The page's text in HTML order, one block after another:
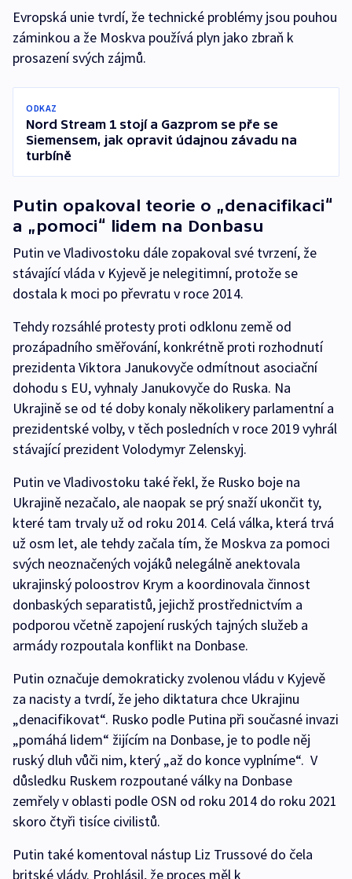
Evropská unie tvrdí, že technické problémy jsou pouhou
záminkou a že Moskva používá plyn jako zbraň k
prosazení svých zájmů.
ODKAZ
Nord Stream 1 stojí a Gazprom se pře se
Siemensem, jak opravit údajnou závadu na
turbíně
Putin opakoval teorie o „denacifikaci“
a „pomoci“ lidem na Donbasu
Putin ve Vladivostoku dále zopakoval své tvrzení, že
stávající vláda v Kyjevě je nelegitimní, protože se
dostala k moci po převratu v roce 2014.
Tehdy rozsáhlé protesty proti odklonu země od
prozápadního směřování, konkrétně proti rozhodnutí
prezidenta Viktora Janukovyče odmítnout asociační
dohodu s EU, vyhnaly Janukovyče do Ruska. Na
Ukrajině se od té doby konaly několikery parlamentní a
prezidentské volby, v těch posledních v roce 2019 vyhrál
stávající prezident Volodymyr Zelenskyj.
Putin ve Vladivostoku také řekl, že Rusko boje na
Ukrajině nezačalo, ale naopak se prý snaží ukončit ty,
které tam trvaly už od roku 2014. Celá válka, která trvá
už osm let, ale tehdy začala tím, že Moskva za pomoci
svých neoznačených vojáků nelegálně anektovala
ukrajinský poloostrov Krym a koordinovala činnost
donbaských separatistů, jejichž prostřednictvím a
podporou včetně zapojení ruských tajných služeb a
armády rozpoutala konflikt na Donbase.
Putin označuje demokraticky zvolenou vládu v Kyjevě
za nacisty a tvrdí, že jeho diktatura chce Ukrajinu
„denacifikovat“. Rusko podle Putina při současné invazi
„pomáhá lidem“ žijícím na Donbase, je to podle něj
ruský dluh vůči nim, který „až do konce vyplníme“. V
důsledku Ruskem rozpoutané války na Donbase
zemřely v oblasti podle OSN od roku 2014 do roku 2021
skoro čtyři tisíce civilistů.
Putin také komentoval nástup Liz Trussové do čela
britské vlády. Prohlásil, že proces měl k